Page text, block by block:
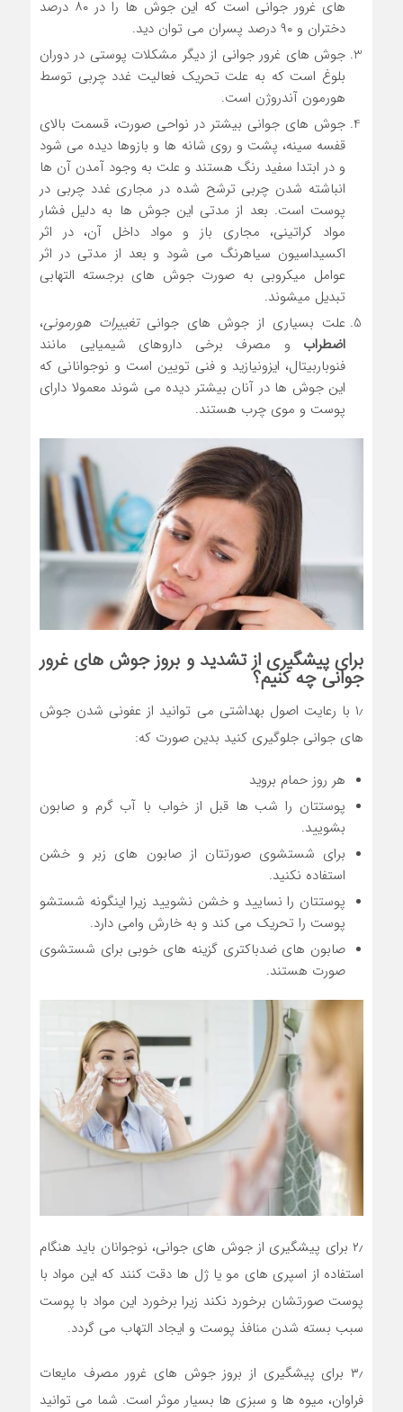
های غرور جوانی است که این جوش ها را در ۸۰ درصد
دختران و ۹۰ درصد پسران می توان دید.
جوش های غرور جوانی از دیگر مشکلات پوستی در دوران
بلوغ است که به علت تحریک فعالیت غدد چربی توسط
هورمون آندروژن است.
جوش های جوانی بیشتر در نواحی صورت، قسمت بالای
قفسه سینه، پشت و روی شانه ها و بازوها دیده می شود
و در ابتدا سفید رنگ هستند و علت به وجود آمدن آن ها
انباشته شدن چربی ترشح شده در مجاری غدد چربی در
پوست است. بعد از مدتی این جوش ها به دلیل فشار
مواد کراتینی، مجاری باز و مواد داخل آن، در اثر
اکسیداسیون سیاهرنگ می شود و بعد از مدتی در اثر
عوامل میکروبی به صورت جوش های برجسته التهابی
تبدیل میشوند.
علت بسیاری از جوش های جوانیتغییرات هورمونی،
اضطراب و مصرف برخی داروهای شیمیایی مانند
فنوباربیتال، ایزونیازید و فنی تویین است و نوجوانانی که
این جوش ها در آنان بیشتر دیده می شوند معمولا دارای
پوست و موی چرب هستند.
برای پیشگیری از تشدید و بروز جوش های غرور
جوانی چه کنیم؟
۱٫ با رعایت اصول بهداشتی می توانید از عفونی شدن جوش
های جوانی جلوگیری کنید بدین صورت که:
هر روز حمام بروید
پوستتان را شب ها قبل از خواب با آب گرم و صابون
بشویید.
برای شستشوی صورتتان از صابون های زبر و خشن
استفاده نکنید.
پوستتان را نسایید و خشن نشویید زیرا اینگونه شستشو
پوست را تحریک می کند و به خارش وامی دارد.
صابون های ضدباکتری گزینه های خوبی برای شستشوی
صورت هستند.
۲٫ برای پیشگیری از جوش های جوانی، نوجوانان باید هنگام
استفاده از اسپری های مو یا ژل ها دقت کنند که این مواد با
پوست صورتشان برخورد نکند زیرا برخورد این مواد با پوست
سبب بسته شدن منافذ پوست و ایجاد التهاب می گردد.
۳٫ برای پیشگیری از بروز جوش های غرور مصرف مایعات
فراوان، میوه ها و سبزی ها بسیار موثر است. شما می توانید